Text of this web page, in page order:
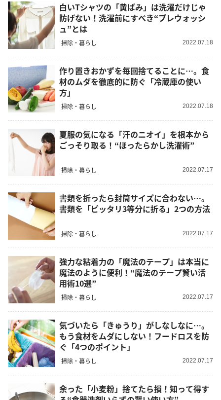
白いTシャツの「黄ばみ」は洗濯だけじゃ
防げない！洗濯前にすべき“プレウォッシ
ュ”とは
掃除・暮らし 2022.07.18
作り置きおかずを毎回捨てることに…。食
材のムダを徹底的に防ぐ「冷蔵庫の使い
方」
掃除・暮らし 2022.07.18
夏服の気になる「汗のニオイ」を根本から
ごっそり取る！“ほったらかし洗濯術”
掃除・暮らし 2022.07.17
書類を折ったら封筒サイズに合わない…。
書類を「ピッタリ3等分に折る」2つの方法
掃除・暮らし 2022.07.17
強力な粘着力の「魔法のテープ」は本当に
魔法のように便利！“魔法のテープ賢い活
用術10選”
掃除・暮らし 2022.07.17
気づいたら「きゅうり」がしなしなに…。
もう食材をムダにしない！フードロスを防
ぐ「4つのポイント」
掃除・暮らし 2022.07.17
余った「小麦粉」捨てたら損！知って得す